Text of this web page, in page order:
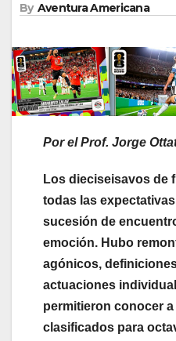
By Aventura Americana
Por el Prof. Jorge
Los dieciseisavos de
todas las
sucesión de
emoción. Hubo
agónicos,
actuaciones
permitieron conocer
clasificados para